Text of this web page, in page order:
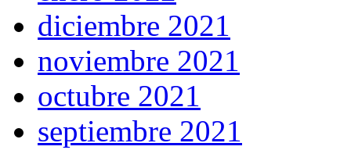
diciembre 2021
noviembre 2021
octubre 2021
septiembre 2021